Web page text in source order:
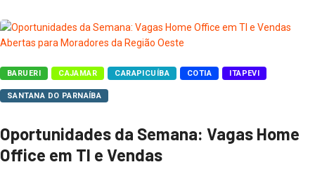
BARUERI CAJAMAR CARAPICUÍBA COTIA ITAPEVI
SANTANA DO PARNAÍBA
Oportunidades da Semana: Vagas Home
Office em TI e Vendas